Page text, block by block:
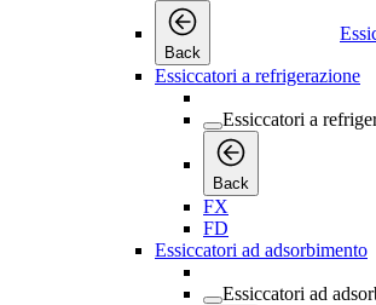
Back
Essiccatori a refrigerazione
Essiccatori a
Back
FX
FD
Essiccatori ad adsorbimento
Essiccatori ad